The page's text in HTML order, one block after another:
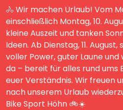
🚴 Wir machen Urlaub! Vom
einschließlich Montag, 10.
kleine Auszeit und tanken
Ideen. Ab Dienstag, 11.
voller Power, guter Laune
da – bereit für alles rund ums
euer Verständnis. Wir freuen
nach unserem Urlaub
Bike Sport Höhn 🚲☀️